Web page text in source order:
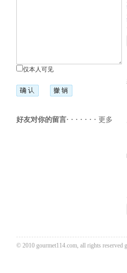
仅本人可见
好友对你的留言· · · · · · · 更多
© 2010 gourmet114.com, all rights reserved